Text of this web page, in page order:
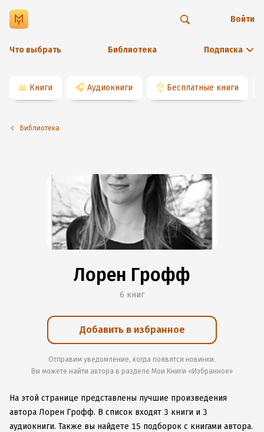
Что выбрать Библиотека Подписка
Войти
📖 Книги 🎧 Аудиокниги 👌 Бесплатные книги
Библиотека
Лорен Грофф
6 книг
Добавить в избранное
Отправим уведомление, когда появятся новинки.
Вы можете найти автора в разделе Мои Книги «Избранное»
На этой странице представлены лучшие произведения
автора Лорен Грофф. В список входят 3 книги и 3
аудиокниги. Также вы найдете 15 подборок с книгами автора.